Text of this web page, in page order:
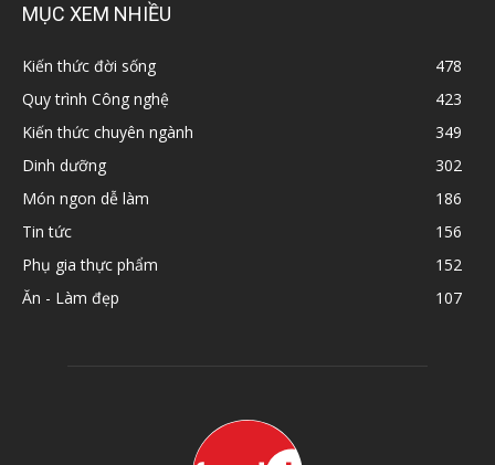
MỤC XEM NHIỀU
Kiến thức đời sống
478
Quy trình Công nghệ
423
Kiến thức chuyên ngành
349
Dinh dưỡng
302
Món ngon dễ làm
186
Tin tức
156
Phụ gia thực phẩm
152
Ăn - Làm đẹp
107